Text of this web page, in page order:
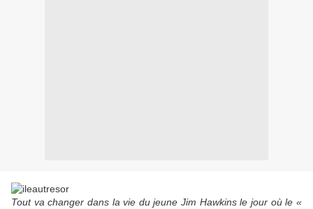
Tout va changer dans la vie du jeune Jim Hawkins le jour où le «